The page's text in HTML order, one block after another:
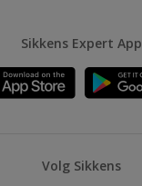
Sikkens Expert App
Volg Sikkens